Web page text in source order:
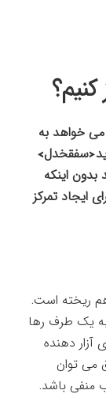
می خواهد به
بدون اینکه
ایجاد تمرکز
هم ریخته است.
یک طرف رها
آزار دهنده
می توان
منفی باشد.